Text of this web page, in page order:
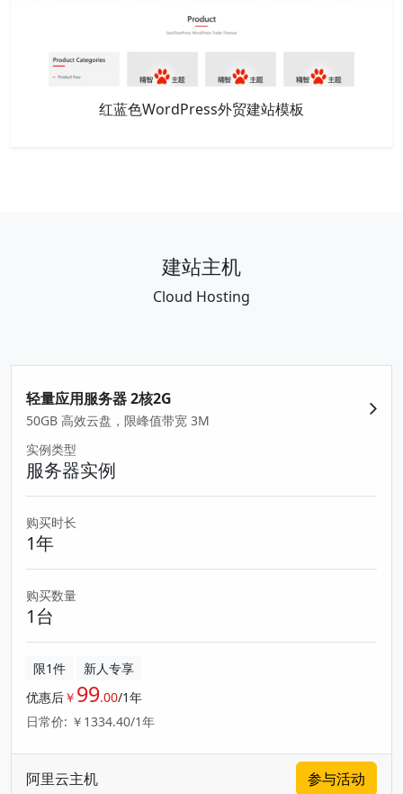
红蓝色WordPress外贸建站模板
建站主机
Cloud Hosting
轻量应用服务器 2核2G
50GB 高效云盘，限峰值带宽 3M
实例类型
服务器实例
购买时长
1年
购买数量
1台
限1件
新人专享
优惠后￥ 99.00/1年
日常价: ￥1334.40/1年
阿里云主机 参与活动